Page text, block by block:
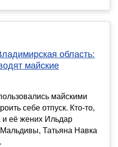
область:
майские
майскими
себе отпуск. Кто-то,
и её жених Ильдар
Мальдивы, Татьяна Навка